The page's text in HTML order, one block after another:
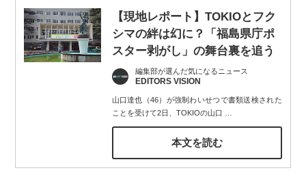
【現地レポート】TOKIOとフク
シマの絆は幻に？「福島県庁ポ
スター剥がし」の舞台裏を追う
編集部が選んだ気になるニュース
EDITORS VISION
山口達也（46）が強制わいせつで書類送検された
ことを受けて2日、TOKIOの山口
本文を読む